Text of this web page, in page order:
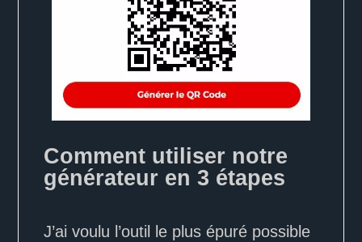
Comment utiliser notre
générateur en 3 étapes
J’ai voulu l’outil le plus épuré possible